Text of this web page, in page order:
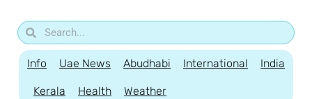
Info Uae News Abudhabi International India
Kerala Health Weather